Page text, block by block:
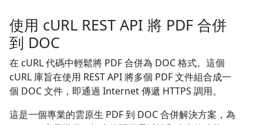
使用 cURL REST API 將 PDF 合併
到 DOC
在 cURL 代碼中輕鬆將 PDF 合併為 DOC 格式。這個
cURL 庫旨在使用 REST API 將多個 PDF 文件組合成一
個 DOC 文件，即通過 Internet 傳遞 HTTPS 調用。
這是一個專業的雲原生 PDF 到 DOC 合併解決方案，為